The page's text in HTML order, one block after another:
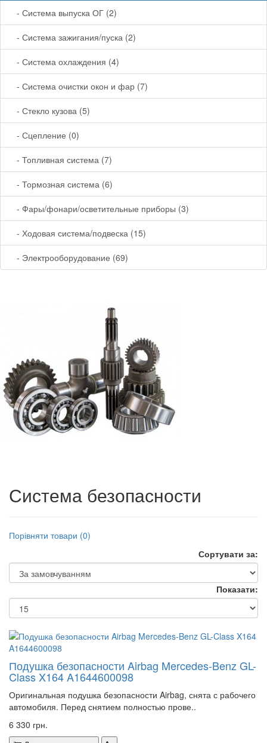
- Система выпуска ОГ (2)
- Система зажигания/пуска (2)
- Система охлаждения (4)
- Система очистки окон и фар (7)
- Стекло кузова (5)
- Сцепление (0)
- Топливная система (7)
- Тормозная система (6)
- Фары/фонари/осветительные приборы (3)
- Ходовая система/подвеска (15)
- Электрооборудование (69)
Система безопасности
Порівняти товари (0)
Сортувати за:
Показати:
Подушка безопасности Airbag Mercedes-Benz GL-
Class X164 A1644600098
Оригинальная подушка безопасности Airbag, снята с рабочего
автомобиля. Перед снятием полностью прове..
6 330 грн.